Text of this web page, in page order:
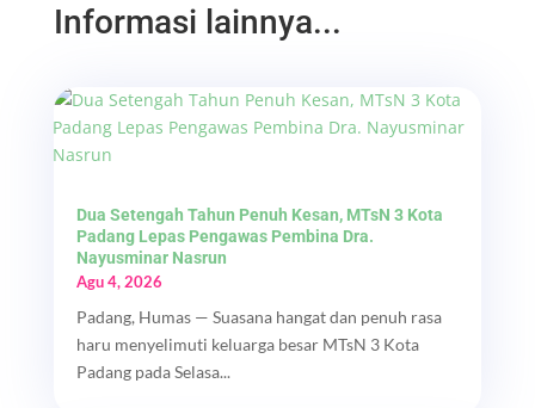
Informasi lainnya...
Dua Setengah Tahun Penuh Kesan, MTsN 3 Kota
Padang Lepas Pengawas Pembina Dra.
Nayusminar Nasrun
Agu 4, 2026
Padang, Humas — Suasana hangat dan penuh rasa
haru menyelimuti keluarga besar MTsN 3 Kota
Padang pada Selasa...